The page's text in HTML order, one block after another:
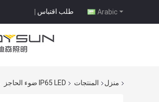
Arabic طلب اقتباس |
منزل المنتجات IP65 LED ضوء الحاجز